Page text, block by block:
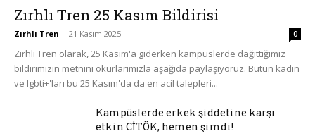
Zırhlı Tren 25 Kasım Bildirisi
Zırhlı Tren - 21 Kasım 2025 0
Zırhlı Tren olarak, 25 Kasım'a giderken kampüslerde dağıttığımız
bildirimizin metnini okurlarımızla aşağıda paylaşıyoruz. Bütün kadın
ve lgbti+'ları bu 25 Kasım'da da en acil talepleri...
Kampüslerde erkek şiddetine karşı
etkin CİTÖK, hemen şimdi!